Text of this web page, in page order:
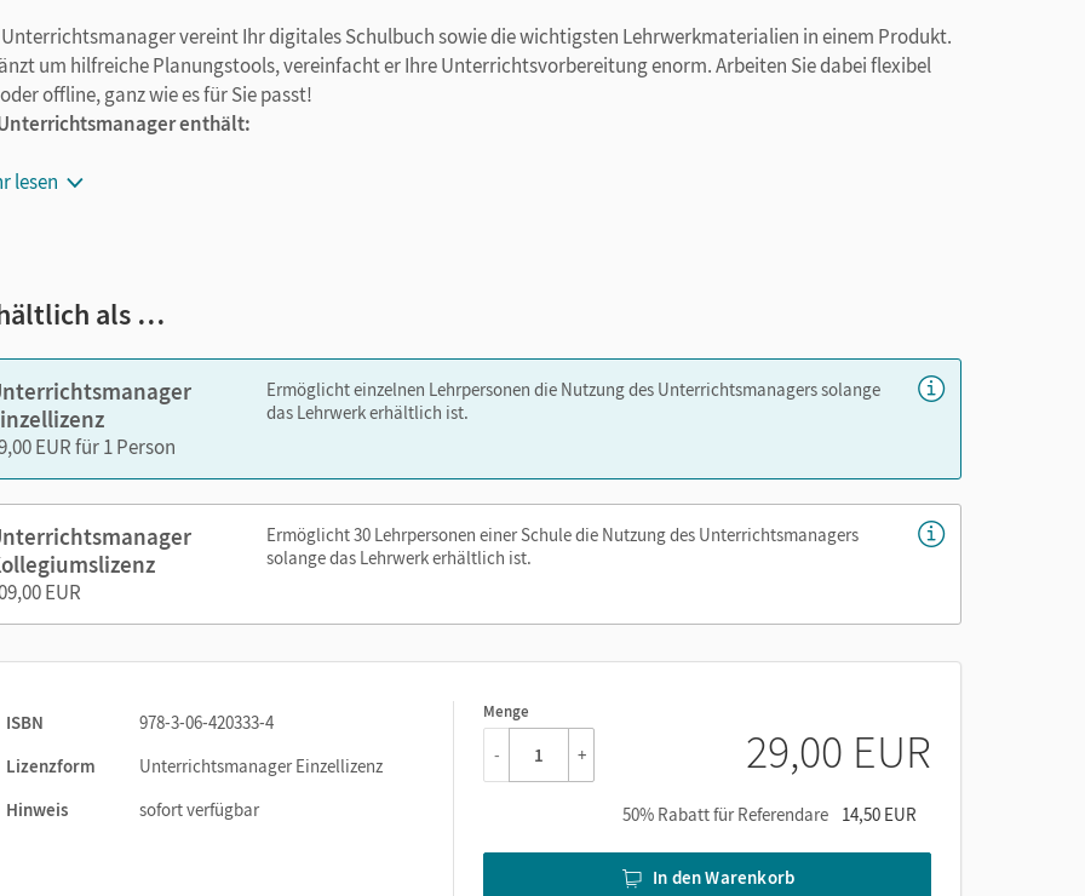
vereint Ihr digitales Schulbuch sowie die wichtigsten Lehrwerkmaterialien in einem Produkt.
um hilfreiche Planungstools, vereinfacht er Ihre Unterrichtsvorbereitung enorm. Arbeiten Sie dabei flexibel
offline, ganz wie es für Sie passt!
enthält:
E-Book mit Medien
editierbarer Kopiervorlagen, Handreichungen und Lehrkräftematerialien
Grafiken, Videos
Animationen und Simulationen
Sie den Unterrichtsmanager auf lernen.cornelsen.de oder über die Cornelsen Lernen App.
lesen
als …
EUR für 1 Person
Ermöglicht einzelnen Lehrpersonen die Nutzung des Unterrichtsmanagers solange
das Lehrwerk erhältlich ist.
EUR
Ermöglicht 30 Lehrpersonen einer Schule die Nutzung des Unterrichtsmanagers
solange das Lehrwerk erhältlich ist.
ISBN
978-3-06-420333-4
Lizenzform
Unterrichtsmanager Einzellizenz
Hinweis
sofort verfügbar
Menge
1
- + 29,00 EUR
50% Rabatt für Referendare 14,50 EUR
In den Warenkorb